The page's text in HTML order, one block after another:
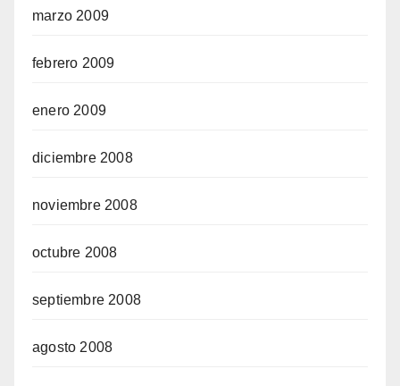
marzo 2009
febrero 2009
enero 2009
diciembre 2008
noviembre 2008
octubre 2008
septiembre 2008
agosto 2008